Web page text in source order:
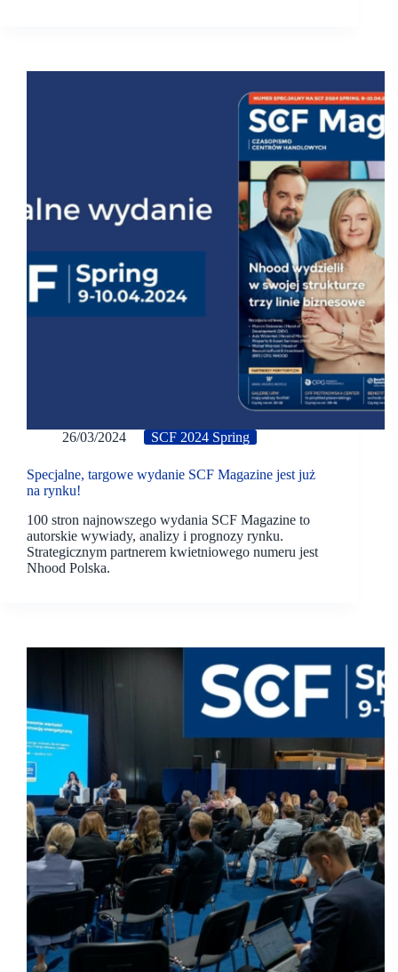
26/03/2024 SCF 2024 Spring
Specjalne, targowe wydanie SCF Magazine jest już
na rynku!
100 stron najnowszego wydania SCF Magazine to
autorskie wywiady, analizy i prognozy rynku.
Strategicznym partnerem kwietniowego numeru jest
Nhood Polska.